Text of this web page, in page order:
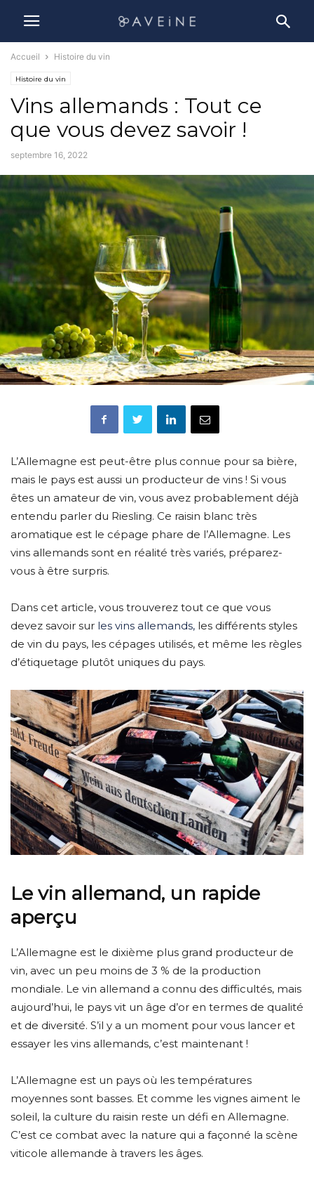
Accueil Histoire du vin
Histoire du vin
Vins allemands : Tout ce
que vous devez savoir !
septembre 16, 2022
L’Allemagne est peut-être plus connue pour sa bière,
mais le pays est aussi un producteur de vins ! Si vous
êtes un amateur de vin, vous avez probablement déjà
entendu parler du Riesling. Ce raisin blanc très
aromatique est le cépage phare de l’Allemagne. Les
vins allemands sont en réalité très variés, préparez-
vous à être surpris.
Dans cet article, vous trouverez tout ce que vous
devez savoir sur les vins allemands, les différents styles
de vin du pays, les cépages utilisés, et même les règles
d’étiquetage plutôt uniques du pays.
Le vin allemand, un rapide
aperçu
L’Allemagne est le dixième plus grand producteur de
vin, avec un peu moins de 3 % de la production
mondiale. Le vin allemand a connu des difficultés, mais
aujourd’hui, le pays vit un âge d’or en termes de qualité
et de diversité. S’il y a un moment pour vous lancer et
essayer les vins allemands, c’est maintenant !
L’Allemagne est un pays où les températures
moyennes sont basses. Et comme les vignes aiment le
soleil, la culture du raisin reste un défi en Allemagne.
C’est ce combat avec la nature qui a façonné la scène
viticole allemande à travers les âges.